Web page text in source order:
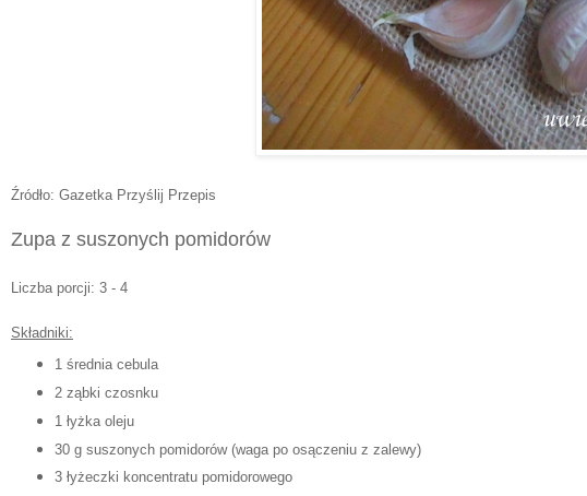
Źródło: Gazetka Przyślij Przepis
Zupa z suszonych pomidorów
Licz ba porcji: 3 - 4
Składniki:
1 średnia cebula
2 ząbki czosnku
1 łyżka oleju
30 g suszonych pomidorów (waga po osączeniu z zalewy)
3 łyżeczki koncentratu pomidorowego